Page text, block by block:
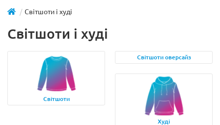
Світшоти і худі
Світшоти і худі
Cвітшоти
Світшоти оверсайз
Худі